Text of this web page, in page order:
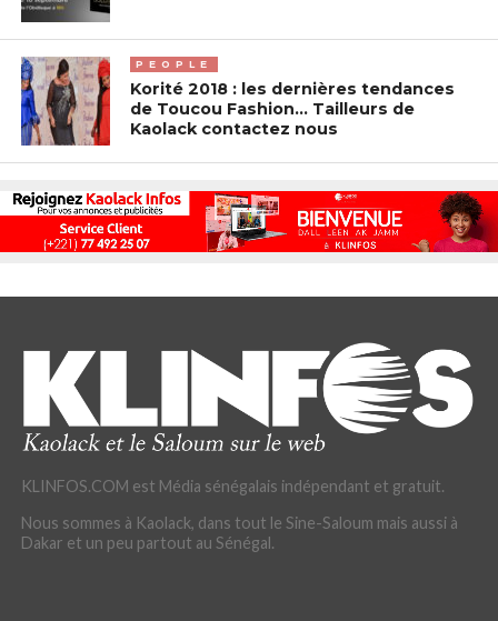
PEOPLE
Korité 2018 : les dernières tendances
de Toucou Fashion… Tailleurs de
Kaolack contactez nous
KLINFOS.COM est Média sénégalais indépendant et gratuit.
Nous sommes à Kaolack, dans tout le Sine-Saloum mais aussi à
Dakar et un peu partout au Sénégal.